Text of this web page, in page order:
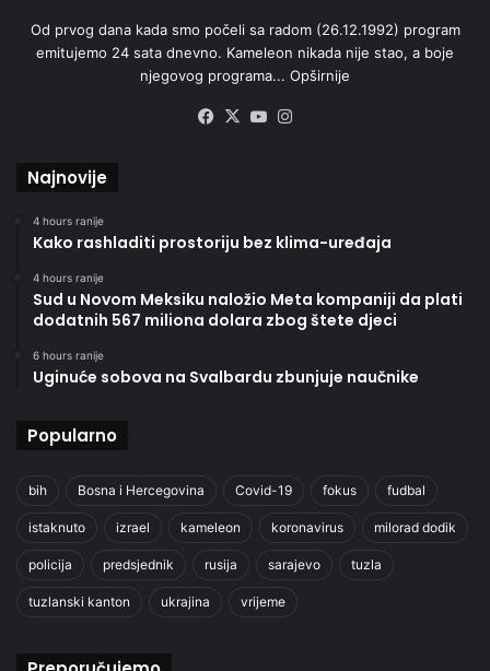
Od prvog dana kada smo počeli sa radom (26.12.1992) program
emitujemo 24 sata dnevno. Kameleon nikada nije stao, a boje
njegovog programa... Opširnije
Facebook
X YouTube
Najnovije
4 hours ranije
Kako rashladiti prostoriju bez klima-uređaja
4 hours ranije
Sud u Novom Meksiku naložio Meta kompaniji da plati
dodatnih 567 miliona dolara zbog štete djeci
6 hours ranije
Uginuće sobova na Svalbardu zbunjuje naučnike
Popularno
bih Bosna i Hercegovina Covid-19 fokus fudbal
istaknuto izrael kameleon koronavirus milorad dodik
policija predsjednik rusija sarajevo tuzla
tuzlanski kanton ukrajina vrijeme